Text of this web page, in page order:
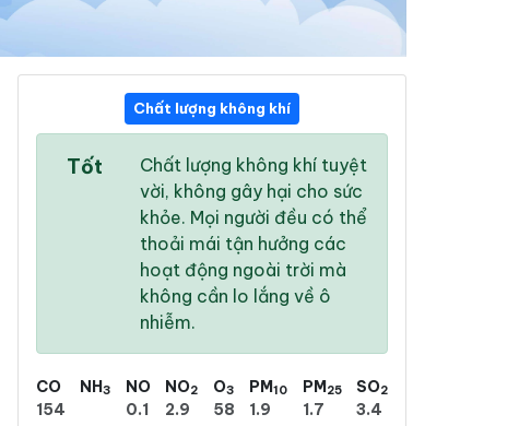
30 °/
29 °
/ 34 °
Chất lượng không khí
Tốt
Chất lượng không khí tuyệt
vời, không gây hại cho sức
khỏe. Mọi người đều có thể
thoải mái tận hưởng các
hoạt động ngoài trời mà
không cần lo lắng về ô
nhiễm.
CO
154
NH3
NO
0.1
NO2
2.9
O3
58
PM10
1.9
PM25
1.7
SO2
3.4